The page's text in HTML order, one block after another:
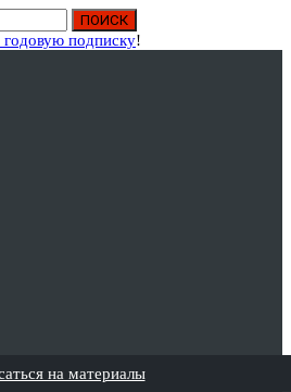
годовую подписку!
на материалы